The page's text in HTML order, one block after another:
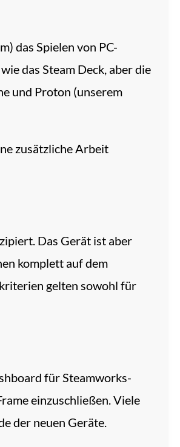
das Spielen von PC-
das Steam Deck, aber die
und Proton (unserem
zusätzliche Arbeit
Das Gerät ist aber
komplett auf dem
gelten sowohl für
für Steamworks-
einzuschließen. Viele
der neuen Geräte.